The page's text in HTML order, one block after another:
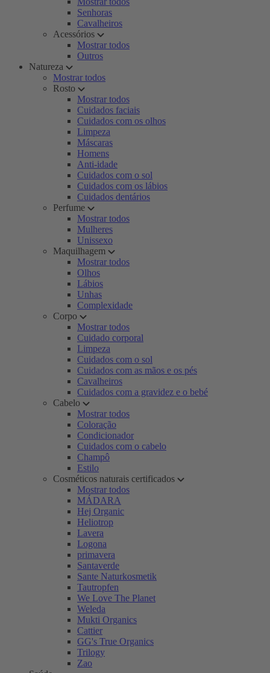
Senhoras
Cavalheiros
Acessórios
Mostrar todos
Outros
Natureza
Mostrar todos
Rosto
Mostrar todos
Cuidados faciais
Cuidados com os olhos
Limpeza
Máscaras
Homens
Anti-idade
Cuidados com o sol
Cuidados com os lábios
Cuidados dentários
Perfume
Mostrar todos
Mulheres
Unissexo
Maquilhagem
Mostrar todos
Olhos
Lábios
Unhas
Complexidade
Corpo
Mostrar todos
Cuidado corporal
Limpeza
Cuidados com o sol
Cuidados com as mãos e os pés
Cavalheiros
Cuidados com a gravidez e o bebé
Cabelo
Mostrar todos
Coloração
Condicionador
Cuidados com o cabelo
Champô
Estilo
Cosméticos naturais certificados
Mostrar todos
MÁDARA
Hej Organic
Heliotrop
Lavera
Logona
primavera
Santaverde
Sante Naturkosmetik
Tautropfen
We Love The Planet
Weleda
Mukti Organics
Cattier
GG's True Organics
Trilogy
Zao